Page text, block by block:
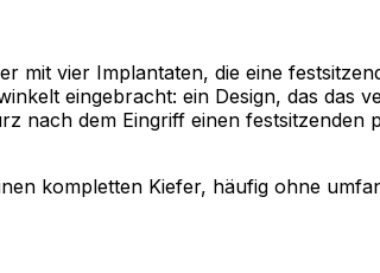
mit vier Implantaten, die eine
eingebracht: ein Design, das
nach dem Eingriff einen
kompletten Kiefer, häufig ohne